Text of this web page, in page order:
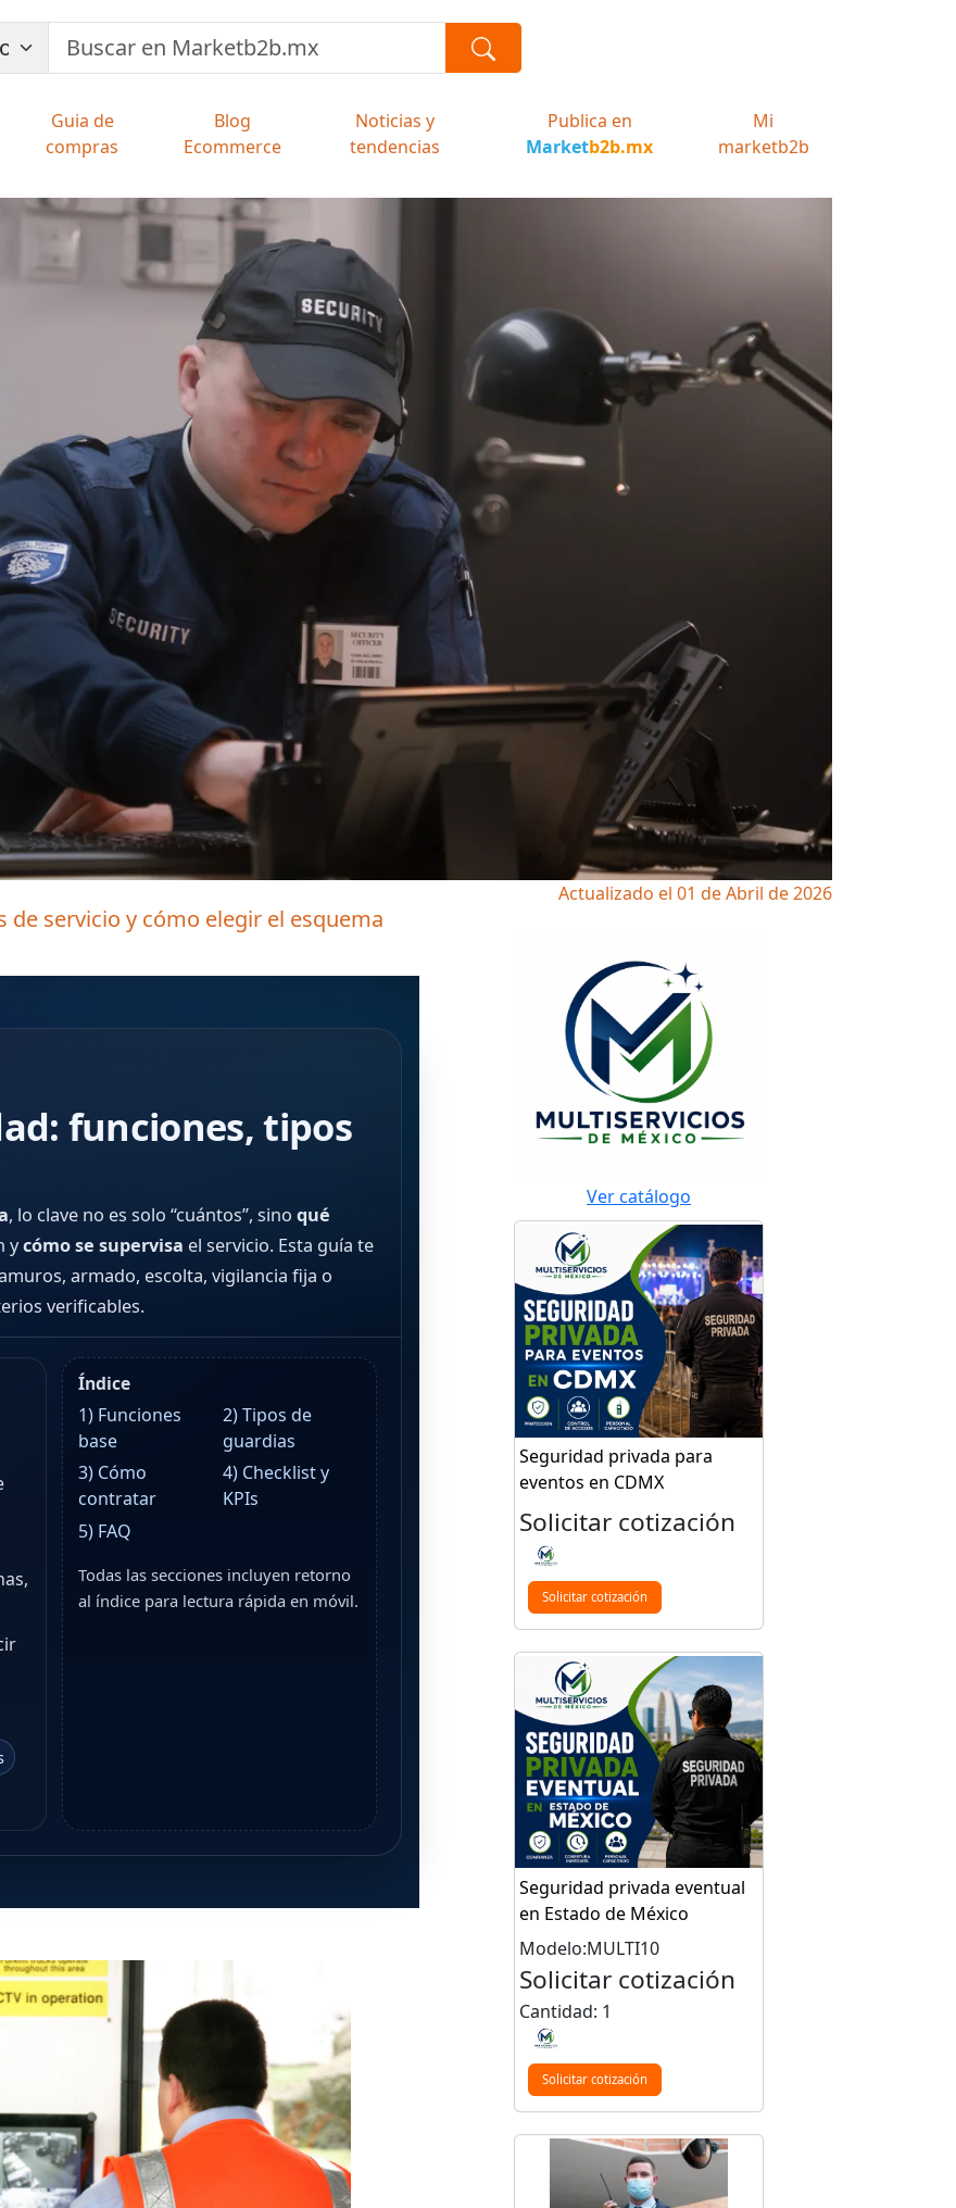
Guia de
compras
Blog
Ecommerce
Noticias y
tendencias
Publica en
Marketb2b.mx
Mi
marketb2b
Actualizado el 01 de Abril de 2026
servicio y cómo elegir el esquema
funciones, tipos
, lo clave no es solo “cuántos”, sino qué
ycómo se supervisa el servicio. Esta guía te
armado, escolta, vigilancia fija o
verificables.
Índice
1) Funciones
base
2) Tipos de
guardias
3) Cómo
contratar
4) Checklist y
KPIs
5) FAQ
Todas las secciones incluyen retorno
al índice para lectura rápida en móvil.
Ver catálogo
Seguridad privada para
eventos en CDMX
Solicitar cotización
Solicitar cotización
Seguridad privada eventual
en Estado de México
Modelo:MULTI10
Solicitar cotización
Cantidad: 1
Solicitar cotización